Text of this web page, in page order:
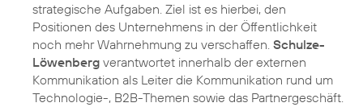
strategische Aufgaben. Ziel ist es hierbei, den
Positionen des Unternehmens in der Öffentlichkeit
noch mehr Wahrnehmung zu verschaffen. Schulze-
Löwenberg verantwortet innerhalb der externen
Kommunikation als Leiter die Kommunikation rund um
Technologie-, B2B-Themen sowie das Partnergeschäft.